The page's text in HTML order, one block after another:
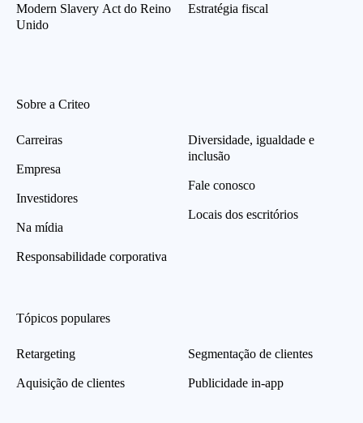
Modern Slavery Act do Reino
Unido
Estratégia fiscal
Sobre a Criteo
Carreiras
Empresa
Investidores
Na mídia
Responsabilidade corporativa
Diversidade, igualdade e
inclusão
Fale conosco
Locais dos escritórios
Tópicos populares
Retargeting
Aquisição de clientes
Segmentação de clientes
Publicidade in-app